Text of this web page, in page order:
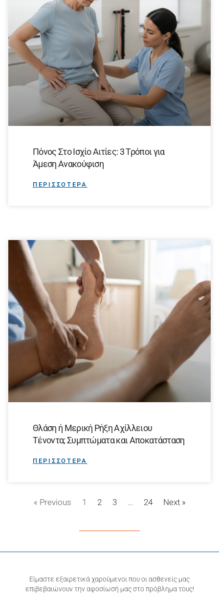
Πόνος Στο Ισχίο Αιτίες: 3 Τρόποι για
Άμεση Ανακούφιση
ΠΕΡΙΣΣΟΤΕΡΑ
Θλάση ή Μερική Ρήξη Αχίλλειου
Τένοντα; Συμπτώματα και Αποκατάσταση
ΠΕΡΙΣΣΟΤΕΡΑ
« Previous 1 2 3 … 24 Next »
Είμαστε εξαιρετικά χαρούμενοι που οι ασθενείς μας
επιβεβαιώνουν την αφοσίωσή μας στο πρόβλημα τους!